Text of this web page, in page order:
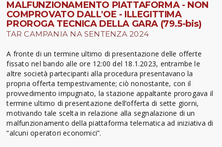
MALFUNZIONAMENTO PIATTAFORMA - NON
COMPROVATO DALL'OE - ILLEGITTIMA
PROROGA TECNICA DELLA GARA (79.5-bis)
TAR CAMPANIA NA SENTENZA 2024
A fronte di un termine ultimo di presentazione delle offerte
fissato nel bando alle ore 12:00 del 18.1.2023, entrambe le
altre società partecipanti alla procedura presentavano la
propria offerta tempestivamente; ciò nonostante, con il
provvedimento impugnato, la stazione appaltante prorogava il
termine ultimo di presentazione dell’offerta di sette giorni,
motivando tale scelta in relazione alla segnalazione di un
malfunzionamento della piattaforma telematica ad iniziativa di
“alcuni operatori economici”.